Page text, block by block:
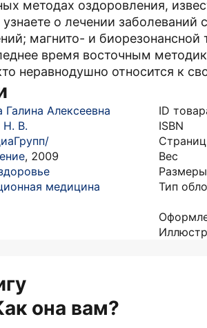
методах оздоровления,
о лечении
магнито- и биорезонансной
время восточным
неравнодушно относится к
Галина Алексеевна
Н. В.
, 2009
медицина
ID
ISBN
Страниц
Вес
Размеры
Тип
она вам?